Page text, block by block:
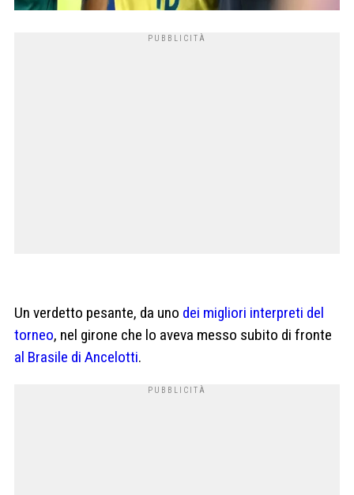
Un verdetto pesante, da uno dei migliori interpreti del
torneo, nel girone che lo aveva messo subito di fronte
al Brasile di Ancelotti.